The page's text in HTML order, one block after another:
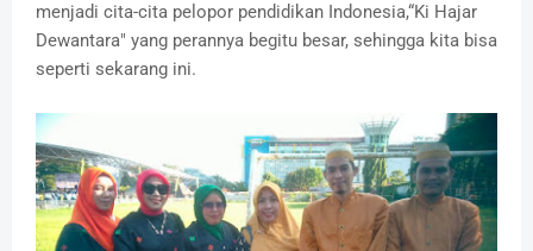
menjadi cita-cita pelopor pendidikan Indonesia,“Ki Hajar
Dewantara" yang perannya begitu besar, sehingga kita bisa
seperti sekarang ini.